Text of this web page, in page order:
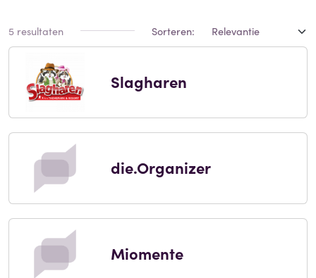
5 resultaten Sorteren:
Slagharen
die.Organizer
Miomente